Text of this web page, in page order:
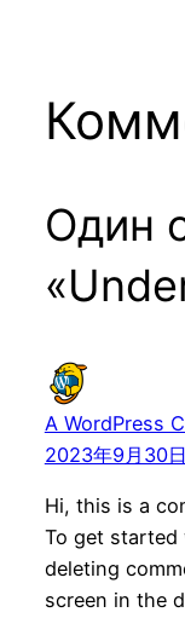
Один
A WordPress
2023年9月30日
Hi, this is a
To get started
deleting
screen in the